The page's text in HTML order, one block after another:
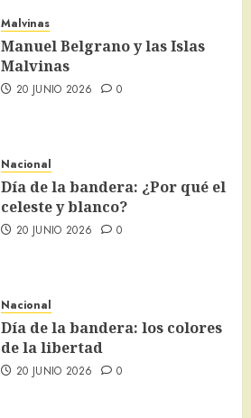
Malvinas
Manuel Belgrano y las Islas
Malvinas
20 JUNIO 2026 0
Nacional
Día de la bandera: ¿Por qué el
celeste y blanco?
20 JUNIO 2026 0
Nacional
Día de la bandera: los colores
de la libertad
20 JUNIO 2026 0